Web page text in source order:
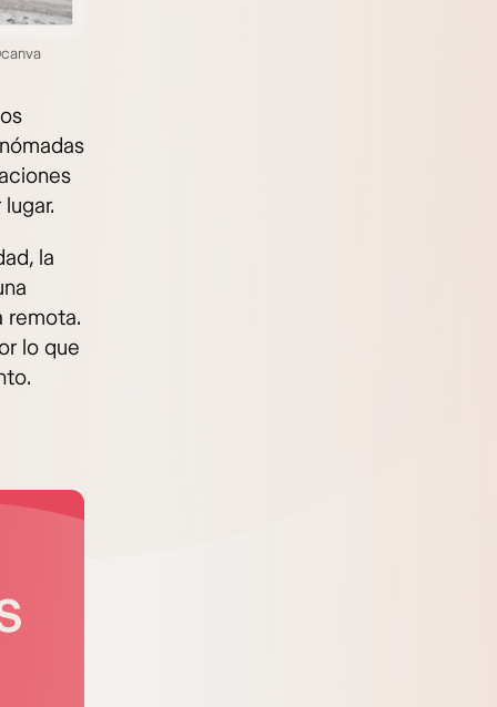
la
remota.
lo que